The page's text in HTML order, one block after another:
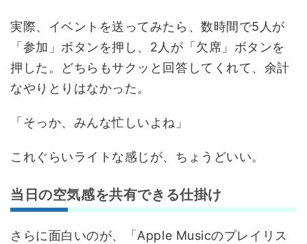
実際、イベントを送ってみたら、数時間で5人が
「参加」ボタンを押し、2人が「欠席」ボタンを
押した。どちらもサクッと回答してくれて、余計
なやりとりはなかった。
「そっか、みんな忙しいよね」
これぐらいライトな感じが、ちょうどいい。
当日の空気感を共有できる仕掛け
さらに面白いのが、「Apple Musicのプレイリス